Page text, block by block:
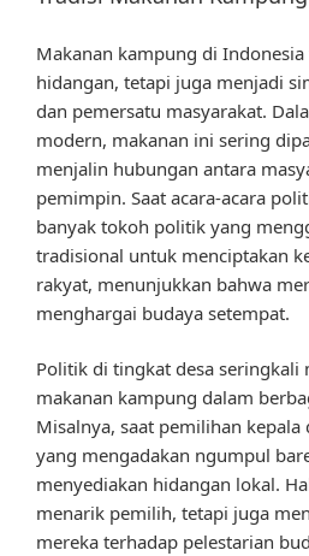
Makanan kampung di
hidangan, tetapi juga menjadi
dan pemersatu masyarakat.
modern, makanan ini sering
menjalin hubungan antara
pemimpin. Saat acara-acara
banyak tokoh politik yang
tradisional untuk menciptakan
rakyat, menunjukkan bahwa
menghargai budaya setempat.
Politik di tingkat desa seringkali
makanan kampung dalam
Misalnya, saat pemilihan kepala
yang mengadakan ngumpul
menyediakan hidangan lokal.
menarik pemilih, tetapi juga
mereka terhadap pelestarian